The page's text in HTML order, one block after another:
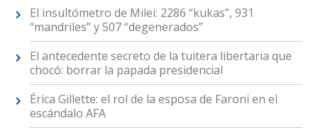
El insultómetro de Milei: 2286 “kukas”, 931
“mandriles” y 507 “degenerados”
El antecedente secreto de la tuitera libertaria que
chocó: borrar la papada presidencial
Érica Gillette: el rol de la esposa de Faroni en el
escándalo AFA